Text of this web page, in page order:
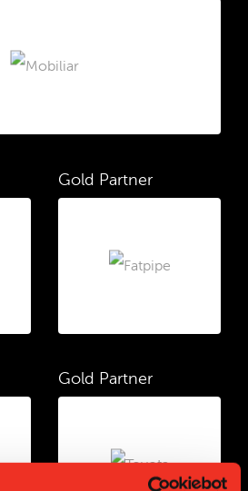
Gold Partner
Gold Partner